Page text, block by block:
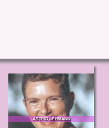
ASTRID LEHMANN
AUS LIEBE ZU ROMAN